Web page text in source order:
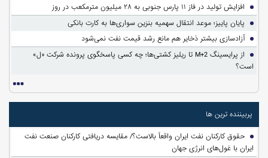
افزایش تولید در فاز ۱۱ پارس جنوبی به ۲۸ میلیون مترمکعب در روز
پایان پاییز؛ موعد انتقال سهمیه بنزین سواری‌ها به کارت بانکی
آزادسازی بیشتر ذخایر هم مانع رشد قیمت نفت نمی‌شود
از پرایسینگ M+2 تا ریلیز کشتی‌ها؛ چه کسی پاسخگوی پرونده شرکت «ل»
است؟
پربیننده ترین ها
حقوق کارکنان نفت ایران واقعاً بالاست؟/ مقایسه دریافتی کارکنان صنعت نفت
ایران با غول‌های انرژی جهان